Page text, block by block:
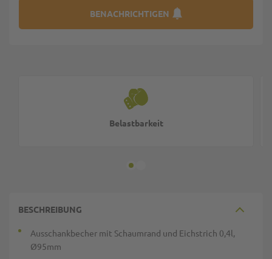
BENACHRICHTIGEN
Belastbarkeit
BESCHREIBUNG
Ausschankbecher mit Schaumrand und Eichstrich 0,4l,
Ø95mm